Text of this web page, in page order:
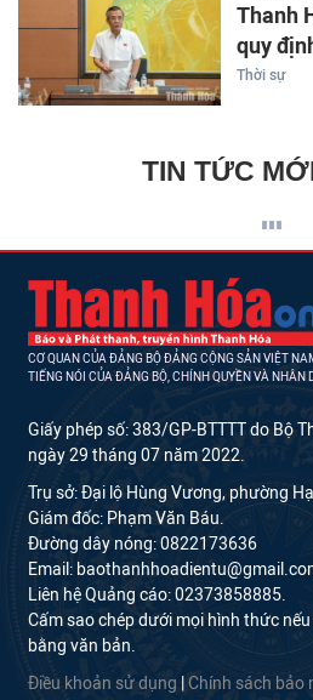
Thanh
quy
Thời sự
TIN TỨC
CƠ QUAN CỦA ĐẢNG BỘ ĐẢNG CỘNG SẢN VIỆT
TIẾNG NÓI CỦA ĐẢNG BỘ, CHÍNH QUYỀN VÀ
Giấy phép số: 383/GP-BTTTT do Bộ
ngày 29 tháng 07 năm 2022.
Trụ sở: Đại lộ Hùng Vương, phường
Giám đốc: Phạm Văn Báu.
Đường dây nóng: 0822173636
Email:
Liên hệ Quảng cáo: 02373858885.
Cấm sao chép dưới mọi hình thức
bằng văn bản.
Điều khoản sử dụng Chính sách bảo